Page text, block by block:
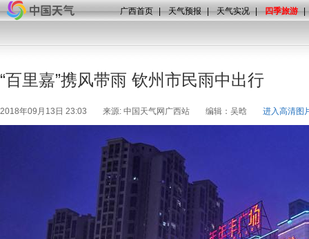
广西首页 | 天气预报 | 天气实况 | 四季旅游 |
“百里嘉”携风带雨 钦州市民雨中出行
2018年09月13日 23:03 来源: 中国天气网广西站 编辑：吴晗 进入高清图